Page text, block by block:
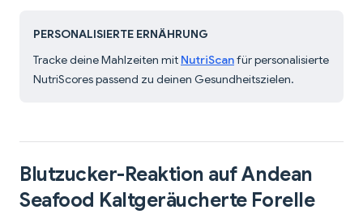
PERSONALISIERTE ERNÄHRUNG
Tracke deine Mahlzeiten mit NutriScanfür personalisierte
NutriScores passend zu deinen Gesundheitszielen.
Blutzucker-Reaktion auf Andean
Seafood Kaltgeräucherte Forelle